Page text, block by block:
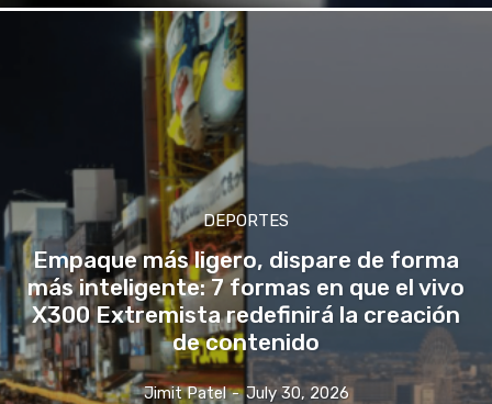
DEPORTES
Empaque más ligero, dispare de forma
más inteligente: 7 formas en que el vivo
X300 Extremista redefinirá la creación
de contenido
Jimit Patel - July 30, 2026